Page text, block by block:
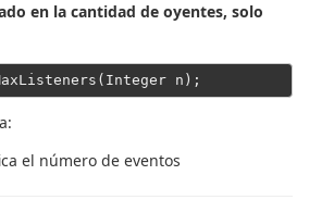
en la cantidad de oyentes, solo
el número de eventos